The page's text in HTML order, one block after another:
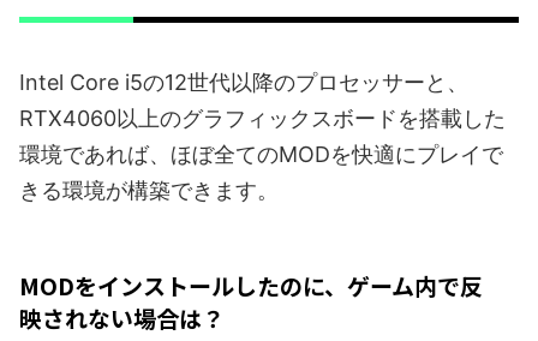
Intel Core i5の12世代以降のプロセッサーと、
RTX4060以上のグラフィックスボードを搭載した
環境であれば、ほぼ全てのMODを快適にプレイで
きる環境が構築できます。
MODをインストールしたのに、ゲーム内で反
映されない場合は？